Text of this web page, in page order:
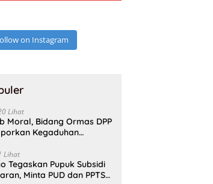
on Instagram
Lihat
Moral, Bidang Ormas DPP
Kegaduhan
Lihat
Tegaskan Pupuk Subsidi
Minta PUD dan PPTS